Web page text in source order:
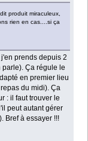
produit miraculeux,
rien en cas....si ça
prends depuis 2
parle). Ça régule le
en premier lieu
du midi). Ça
: il faut trouver le
peut autant gérer
Bref à essayer !!!